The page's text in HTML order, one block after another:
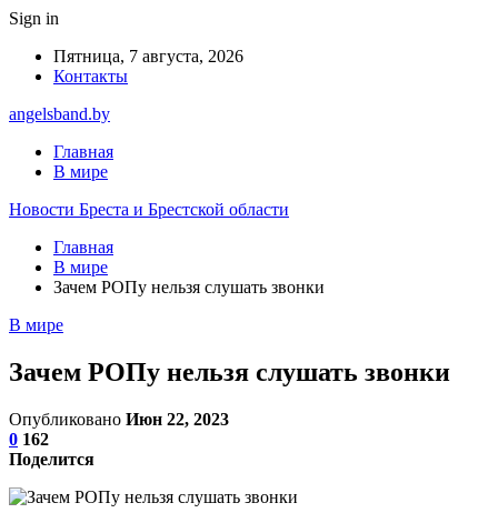
Sign in
Пятница, 7 августа, 2026
Контакты
angelsband.by
Главная
В мире
Новости Бреста и Брестской области
Главная
В мире
Зачем РОПу нельзя слушать звонки
В мире
Зачем РОПу нельзя слушать звонки
Опубликовано Июн 22, 2023
0 162
Поделится